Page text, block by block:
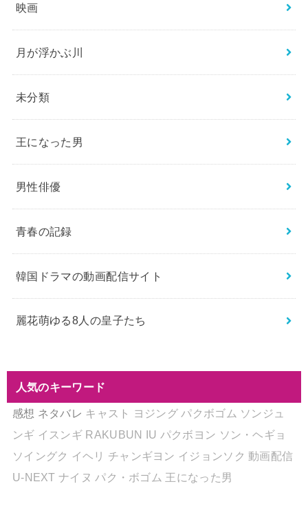
映画
月が浮かぶ川
未分類
王になった男
男性俳優
青春の記録
韓国ドラマの動画配信サイト
麗花萌ゆる8人の皇子たち
人気のキーワード
感想 ネタバレ キャスト ヨジング パクボゴム ソンジュ
ンギ イスンギ RAKUBUN IU パクボヨン ソン・ヘギョ
ソイングク イヘリ チャンギヨン イジョンソク 動画配信
U-NEXT ナイヌ パク・ボゴム 王になった男